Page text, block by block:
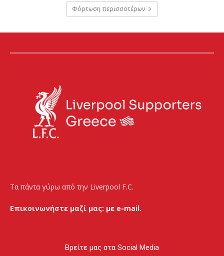
Φόρτωση περισσοτέρων
Τα πάντα γύρω από την Liverpool F.C.
Επικοινωνήστε μαζί μας: με e-mail.
Βρείτε μας στα Social Media